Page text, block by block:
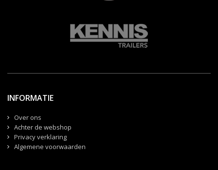
INFORMATIE
Over ons
Achter de webshop
Privacy verklaring
Algemene voorwaarden